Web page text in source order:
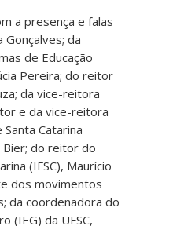
a presença e falas
Gonçalves; da
de Educação
Pereira; do reitor
da vice-reitora
e da vice-reitora
Catarina
Bier; do reitor do
(IFSC), Maurício
dos movimentos
da coordenadora do
(IEG) da UFSC,